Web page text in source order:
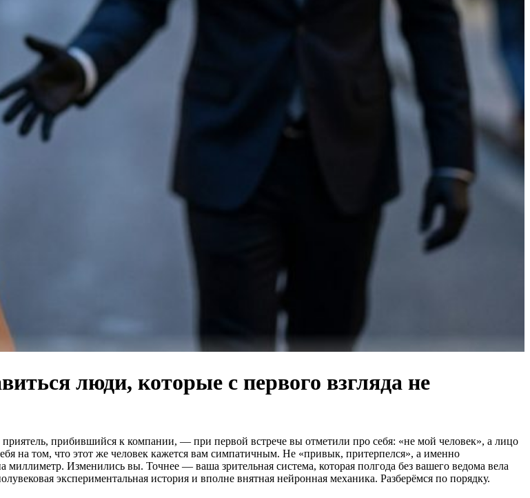
люди, которые с первого взгляда не
прибившийся к компании, — при первой встрече вы отметили про себя: «не мой человек», а лицо
на том, что этот же человек кажется вам симпатичным. Не «привык, притерпелся», а именно
Изменились вы. Точнее — ваша зрительная система, которая полгода без вашего ведома вела
экспериментальная история и вполне внятная нейронная механика. Разберёмся по порядку.